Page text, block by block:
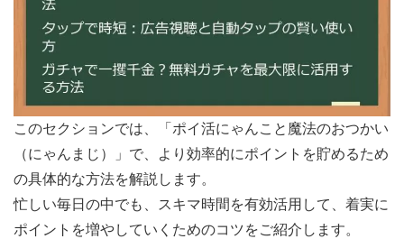
このセクションでは、「ポイ活にゃんこと魔法のおつかい
（にゃんまじ）」で、より効率的にポイントを貯めるため
の具体的な方法を解説します。
忙しい毎日の中でも、スキマ時間を有効活用して、着実に
ポイントを増やしていくためのコツをご紹介します。